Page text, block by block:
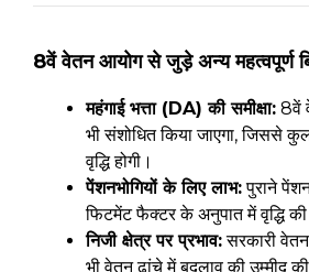
8वें वेतन आयोग से जुड़े अन्य महत्वपूर्ण
महंगाई भत्ता (DA) की समीक्षा: 8वें
भी संशोधित किया जाएगा, जिससे
वृद्धि होगी।
पेंशनभोगियों के लिए लाभ:पुराने
फिटमेंट फैक्टर के अनुपात में वृद्धि की
निजी क्षेत्र पर प्रभाव:सरकारी
भी वेतन ढांचे में बदलाव की उम्मीद